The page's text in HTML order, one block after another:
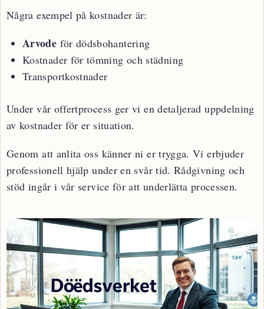
Några exempel på kostnader är:
Arvode för dödsbohantering
Kostnader för tömning och städning
Transportkostnader
Under vår offertprocess ger vi en detaljerad uppdelning
av kostnader för er situation.
Genom att anlita oss känner ni er trygga. Vi erbjuder
professionell hjälp under en svår tid. Rådgivning och
stöd ingår i vår service för att underlätta processen.